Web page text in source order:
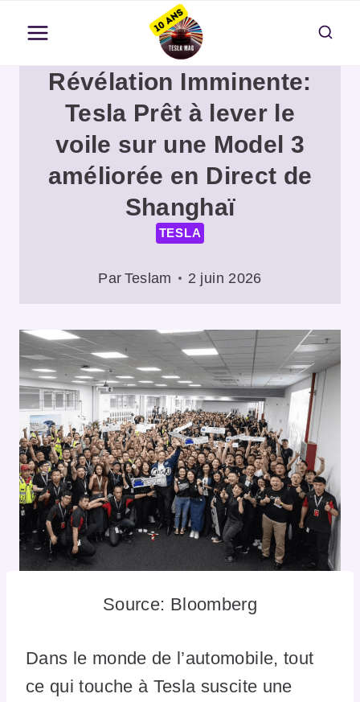
contenuRévélation Imminente:
Tesla Prêt à lever le
voile sur une Model 3
améliorée en Direct de
Shanghaï
TESLA
Par Teslam 2 juin 2026
Source: Bloomberg
Dans le monde de l’automobile, tout
ce qui touche à Tesla suscite une